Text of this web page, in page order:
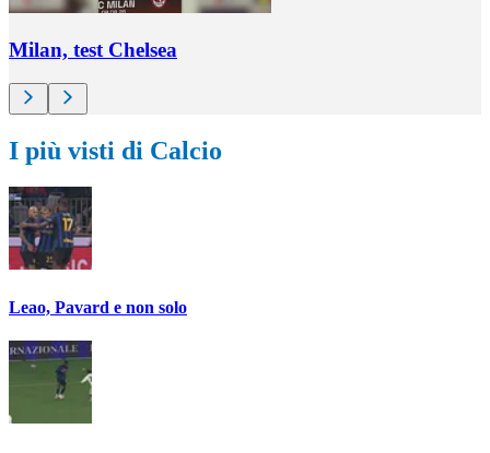
Milan, test Chelsea
I più visti di Calcio
Leao, Pavard e non solo